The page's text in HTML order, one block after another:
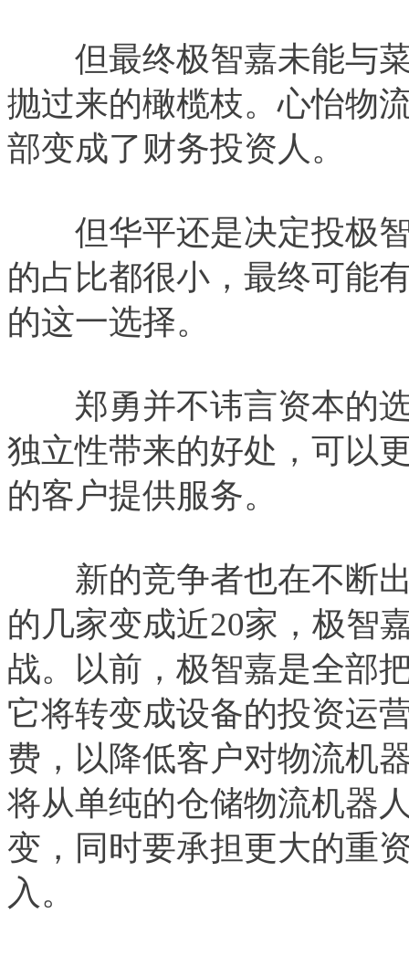
但最终极智嘉未能与菜
抛过来的橄榄枝。心怡物
部变成了财务投资人。
但华平还是决定投极智
的占比都很小，最终可能
的这一选择。
郑勇并不讳言资本的选
独立性带来的好处，可以
的客户提供服务。
新的竞争者也在不断出
的几家变成近20家，极智
战。以前，极智嘉是全部
它将转变成设备的投资运
费，以降低客户对物流机
将从单纯的仓储物流机器
变，同时要承担更大的重
入。